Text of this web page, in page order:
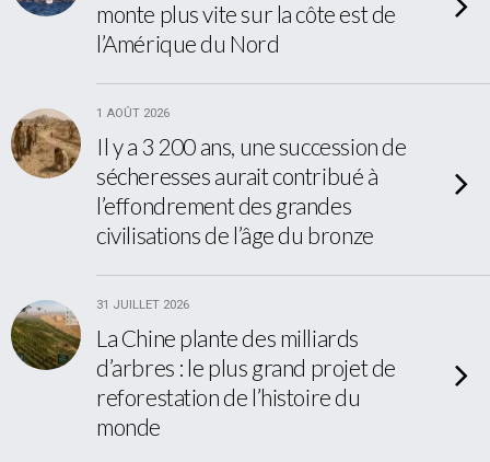
monte plus vite sur la côte est de
l’Amérique du Nord
1 AOÛT 2026
Il y a 3 200 ans, une succession de
sécheresses aurait contribué à
l’effondrement des grandes
civilisations de l’âge du bronze
31 JUILLET 2026
La Chine plante des milliards
d’arbres : le plus grand projet de
reforestation de l’histoire du
monde